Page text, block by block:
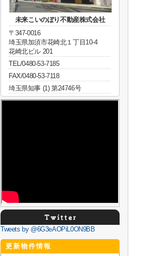
未来こいのぼり不動産株式会社
〒347-0016
埼玉県加須市花崎北１丁目10-4
花崎北ビル 201
TEL/0480-53-7185
FAX/0480-53-7118
埼玉県知事 (1) 第24746号
Tweets by @6G3eAOPiL0ON9BB
更新物件情報